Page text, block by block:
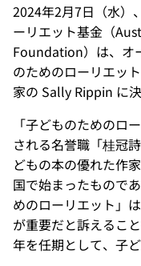
2024年2月7日（水）
ーリエット基金（
Foundation）は、オ
のためのローリエッ
家の Sally Rippin に
「子どものためのロ
される名誉職「桂冠
どもの本の優れた作
国で始まったもので
めのローリエット」
が重要だと訴えるこ
年を任期として、子